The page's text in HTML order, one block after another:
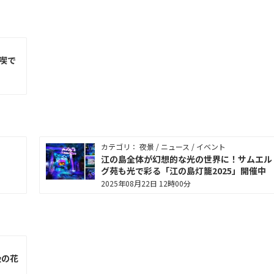
で
カテゴリ： 夜景 / ニュース / イベント
江の島全体が幻想的な光の世界に！サムエ
グ苑も光で彩る「江の島灯籠2025」開催中
2025年08月22日 12時00分
花